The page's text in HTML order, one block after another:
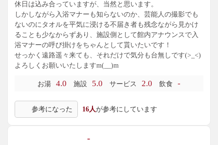
休日は込み合っていますが、当然と思います。
しかしながら入浴マナーも知らないのか、芸能人の撮影でも
ないのにタオルを平気に浸ける不届き者も残念ながら見かけ
ることも少なからずあり、施設側として館内アナウンスで入
浴マナーの呼び掛けをちゃんとして貰いたいです！
せっかく遠路遥々来ても、それだけで気分も台無しです(>_<)
よろしくお願いいたしますm(__)m
お湯 4.0 施設 5.0 サービス 2.0 飲食 -
参考になった 16人が参考にしています
-